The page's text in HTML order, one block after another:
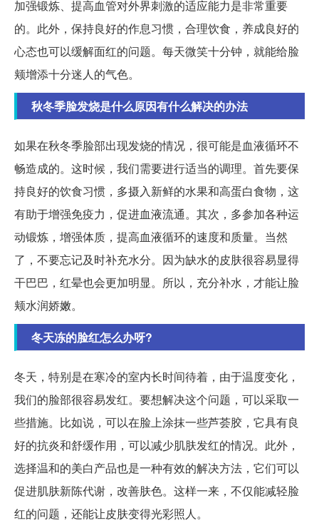
加强锻炼、提高血管对外界刺激的适应能力是非常重要
的。此外，保持良好的作息习惯，合理饮食，养成良好的
心态也可以缓解面红的问题。每天微笑十分钟，就能给脸
颊增添十分迷人的气色。
秋冬季脸发烧是什么原因有什么解决的办法
如果在秋冬季脸部出现发烧的情况，很可能是血液循环不
畅造成的。这时候，我们需要进行适当的调理。首先要保
持良好的饮食习惯，多摄入新鲜的水果和高蛋白食物，这
有助于增强免疫力，促进血液流通。其次，多参加各种运
动锻炼，增强体质，提高血液循环的速度和质量。当然
了，不要忘记及时补充水分。因为缺水的皮肤很容易显得
干巴巴，红晕也会更加明显。所以，充分补水，才能让脸
颊水润娇嫩。
冬天冻的脸红怎么办呀?
冬天，特别是在寒冷的室内长时间待着，由于温度变化，
我们的脸部很容易发红。要想解决这个问题，可以采取一
些措施。比如说，可以在脸上涂抹一些芦荟胶，它具有良
好的抗炎和舒缓作用，可以减少肌肤发红的情况。此外，
选择温和的美白产品也是一种有效的解决方法，它们可以
促进肌肤新陈代谢，改善肤色。这样一来，不仅能减轻脸
红的问题，还能让皮肤变得光彩照人。